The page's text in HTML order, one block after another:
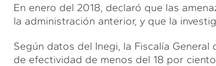
En enero del 2018, declaró que las
la administración anterior, y que la
Según datos del Inegi, la Fiscalía
de efectividad de menos del 18 por